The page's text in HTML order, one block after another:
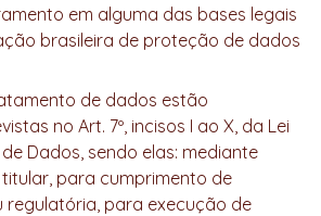
em alguma das bases legais
brasileira de proteção de dados
de dados estão
no Art. 7º, incisos I ao X, da Lei
Dados, sendo elas: mediante
para cumprimento de
regulatória, para execução de